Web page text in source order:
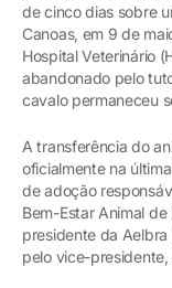
de cinco dias sobre
Canoas, em 9 de
Hospital Veterinário
abandonado pelo
cavalo permaneceu
A transferência do
oficialmente na
de adoção
Bem-Estar Animal
presidente da
pelo vice-presidente,